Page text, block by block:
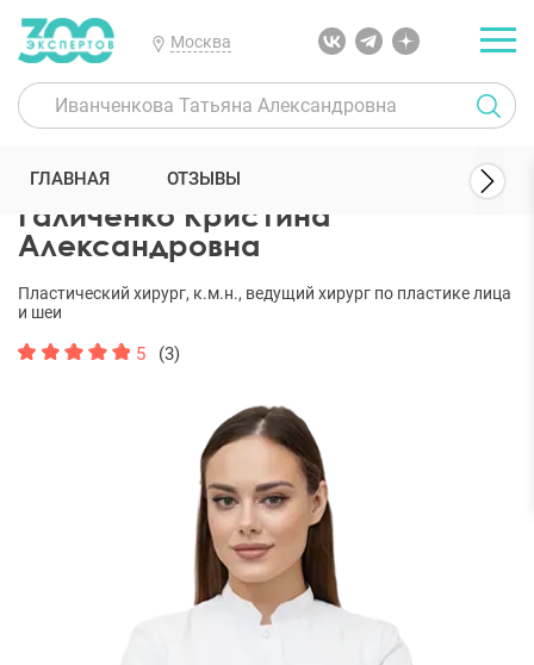
Москва
300 Экспертов Пластические хирурги Галиченко Кристина
Галиченко Кристина
Александровна
Пластический хирург, к.м.н., ведущий хирург по пластике лица
и шеи
5 (3)
ГЛАВНАЯ ОТЗЫВЫ